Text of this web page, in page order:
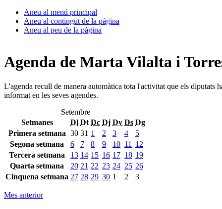
Aneu al menú principal
Aneu al contingut de la pàgina
Aneu al peu de la pàgina
Agenda de Marta Vilalta i
L'agenda recull de manera automàtica tota l'activitat que els diputats
informat en les seves agendes.
Setembre
Setmanes
Dl Dt Dc Dj Dv Ds Dg
Primera setmana 30 31 1 2 3 4
5
Segona setmana
6 7 8 9 10 11
12
Tercera setmana
13 14 15 16 17 18 19
Quarta setmana
20 21 22 23 24 25 26
Cinquena setmana 27 28 29 30 1 2 3
Mes anterior